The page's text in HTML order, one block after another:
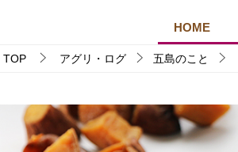
HOME
TOP アグリ・ログ 五島のこと